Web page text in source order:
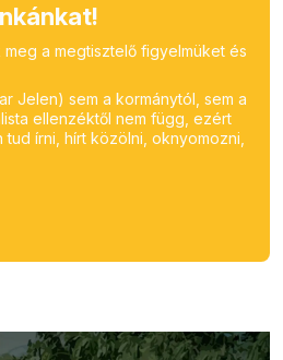
meg a megtisztelő figyelmüket és
Jelen) sem a kormánytól, sem a
ellenzéktől nem függ, ezért
írni, hírt közölni, oknyomozni,